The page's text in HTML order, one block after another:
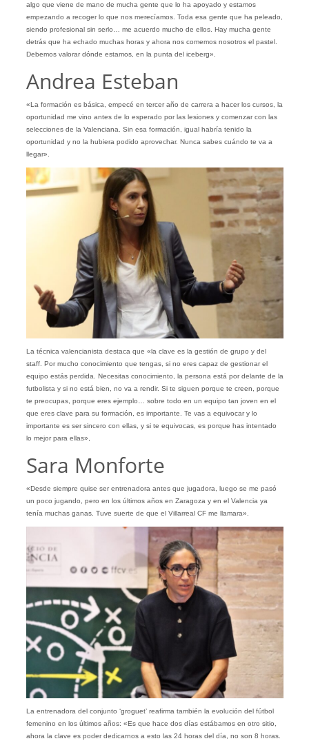
algo que viene de mano de mucha gente que lo ha apoyado y estamos
empezando a recoger lo que nos merecíamos. Toda esa gente que ha peleado,
siendo profesional sin serlo… me acuerdo mucho de ellos. Hay mucha gente
detrás que ha echado muchas horas y ahora nos comemos nosotros el pastel.
Debemos valorar dónde estamos, en la punta del iceberg».
Andrea Esteban
«La formación es básica, empecé en tercer año de carrera a hacer los cursos, la
oportunidad me vino antes de lo esperado por las lesiones y comenzar con las
selecciones de la Valenciana. Sin esa formación, igual habría tenido la
oportunidad y no la hubiera podido aprovechar. Nunca sabes cuándo te va a
llegar».
La técnica valencianista destaca que «la clave es la gestión de grupo y del
staff. Por mucho conocimiento que tengas, si no eres capaz de gestionar el
equipo estás perdida. Necesitas conocimiento, la persona está por delante de la
futbolista y si no está bien, no va a rendir. Si te siguen porque te creen, porque
te preocupas, porque eres ejemplo… sobre todo en un equipo tan joven en el
que eres clave para su formación, es importante. Te vas a equivocar y lo
importante es ser sincero con ellas, y si te equivocas, es porque has intentado
lo mejor para ellas»,
Sara Monforte
«Desde siempre quise ser entrenadora antes que jugadora, luego se me pasó
un poco jugando, pero en los últimos años en Zaragoza y en el Valencia ya
tenía muchas ganas. Tuve suerte de que el Villarreal CF me llamara».
La entrenadora del conjunto ‘groguet’ reafirma también la evolución del fútbol
femenino en los últimos años: «Es que hace dos días estábamos en otro sitio,
ahora la clave es poder dedicarnos a esto las 24 horas del día, no son 8 horas.